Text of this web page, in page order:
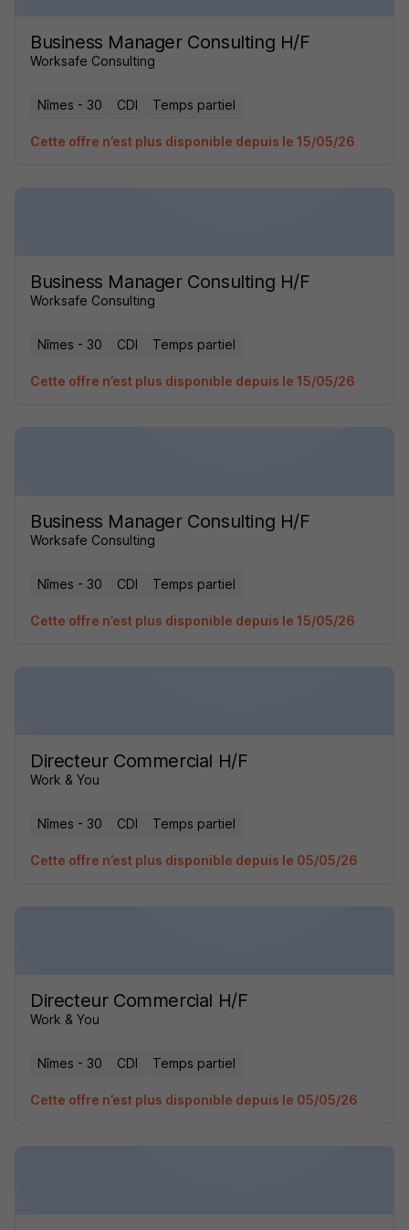
Business Manager Consulting H/F
Worksafe Consulting
Nîmes - 30 CDI Temps partiel
Cette offre n’est plus disponible depuis le 15/05/26
Business Manager Consulting H/F
Worksafe Consulting
Nîmes - 30 CDI Temps partiel
Cette offre n’est plus disponible depuis le 15/05/26
Business Manager Consulting H/F
Worksafe Consulting
Nîmes - 30 CDI Temps partiel
Cette offre n’est plus disponible depuis le 15/05/26
Directeur Commercial H/F
Work & You
Nîmes - 30 CDI Temps partiel
Cette offre n’est plus disponible depuis le 05/05/26
Directeur Commercial H/F
Work & You
Nîmes - 30 CDI Temps partiel
Cette offre n’est plus disponible depuis le 05/05/26